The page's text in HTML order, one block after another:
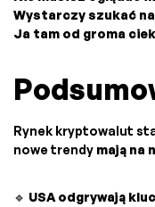
Wystarczy szukać
Ja tam od groma
Rynek kryptowalut
nowe trendy mają na
🔹 USA odgrywają